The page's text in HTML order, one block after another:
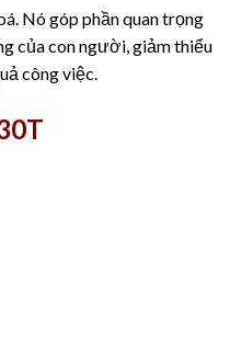
Nó góp phần quan trọng
của con người, giảm thiểu
công việc.